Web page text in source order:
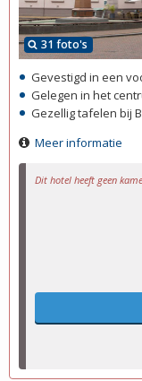
Dit hotel heeft geen
31 foto's
Gevestigd in een
Gelegen in het
Gezellig tafelen bij
Meer informatie